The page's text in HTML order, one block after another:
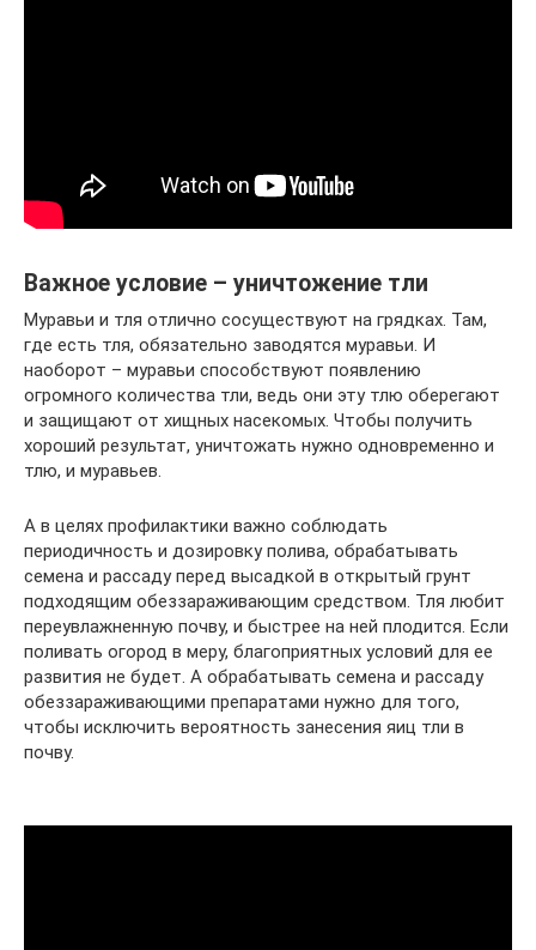
Важное условие – уничтожение тли
Муравьи и тля отлично сосуществуют на грядках. Там,
где есть тля, обязательно заводятся муравьи. И
наоборот – муравьи способствуют появлению
огромного количества тли, ведь они эту тлю оберегают
и защищают от хищных насекомых. Чтобы получить
хороший результат, уничтожать нужно одновременно и
тлю, и муравьев.
А в целях профилактики важно соблюдать
периодичность и дозировку полива, обрабатывать
семена и рассаду перед высадкой в открытый грунт
подходящим обеззараживающим средством. Тля любит
переувлажненную почву, и быстрее на ней плодится. Если
поливать огород в меру, благоприятных условий для ее
развития не будет. А обрабатывать семена и рассаду
обеззараживающими препаратами нужно для того,
чтобы исключить вероятность занесения яиц тли в
почву.